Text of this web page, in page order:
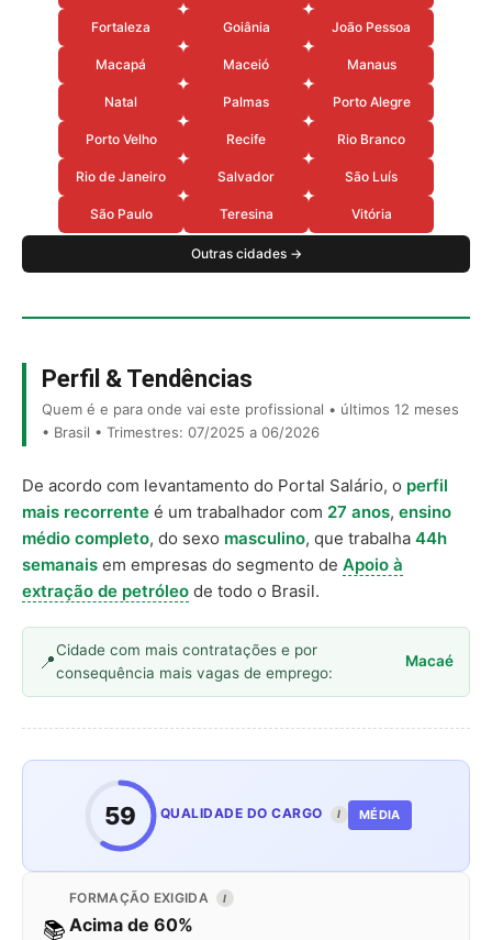
Fortaleza Goiânia João Pessoa
Macapá Maceió Manaus
Natal Palmas Porto Alegre
Porto Velho Recife Rio Branco
Rio de Janeiro Salvador São Luís
São Paulo Teresina Vitória
Outras cidades →
Perfil & Tendências
Quem é e para onde vai este profissional • últimos 12 meses
• Brasil • Trimestres: 07/2025 a 06/2026
De acordo com levantamento do Portal Salário, o perfil
mais recorrente é um trabalhador com 27 anos, ensino
médio completo, do sexo masculino, que trabalha 44h
semanais em empresas do segmento de Apoio à
extração de petróleo de todo o Brasil.
Cidade com mais contratações e por
consequência mais vagas de emprego:
Macaé
59 QUALIDADE DO CARGO I MÉDIA
📚
FORMAÇÃO EXIGIDA I
Acima de 60%